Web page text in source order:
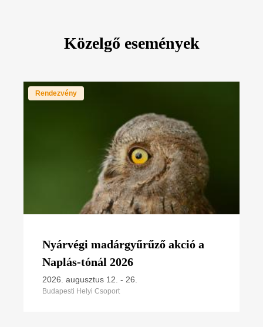
Közelgő események
Rendezvény
Nyárvégi madárgyűrűző akció a
Naplás-tónál 2026
2026. augusztus 12. - 26.
Budapesti Helyi Csoport